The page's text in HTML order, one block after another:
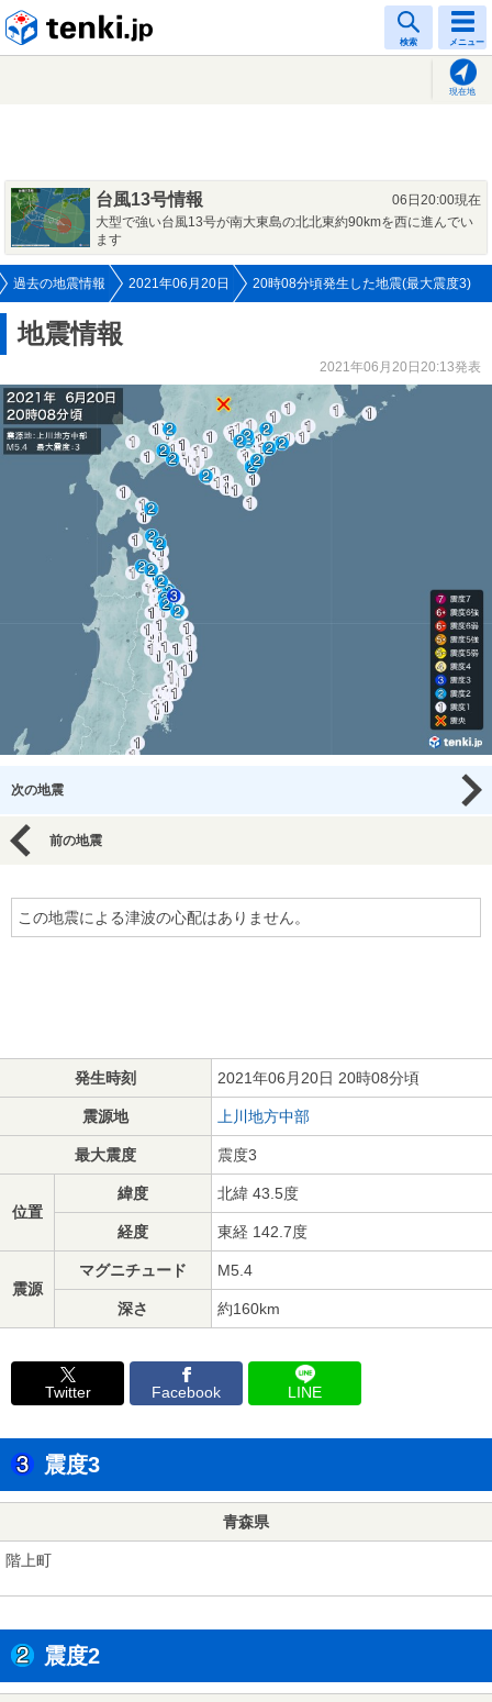
検索 メニュー
現在地
台風13号情報
06日20:00現在
大型で強い台風13号が南大東島の北北東約90kmを西に進んでい
ます
過去の地震情報 2021年06月20日 20時08分頃発生した地震(最大震度3)
地震情報
2021年06月20日20:13発表
次の地震
前の地震
この地震による津波の心配はありません。
発生時刻 2021年06月20日 20時08分頃
震源地 上川地方中部
最大震度 震度3
位置
緯度 北緯 43.5度
経度 東経 142.7度
震源
マグニチュード M5.4
深さ 約160km
Twitter Facebook LINE
震度3
青森県
階上町
震度2